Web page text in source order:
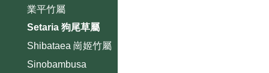
業平竹屬
Setaria 狗尾草屬
Shibataea 崗姬竹屬
Sinobambusa